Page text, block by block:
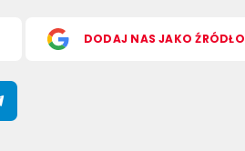
DODAJ NAS JAKO